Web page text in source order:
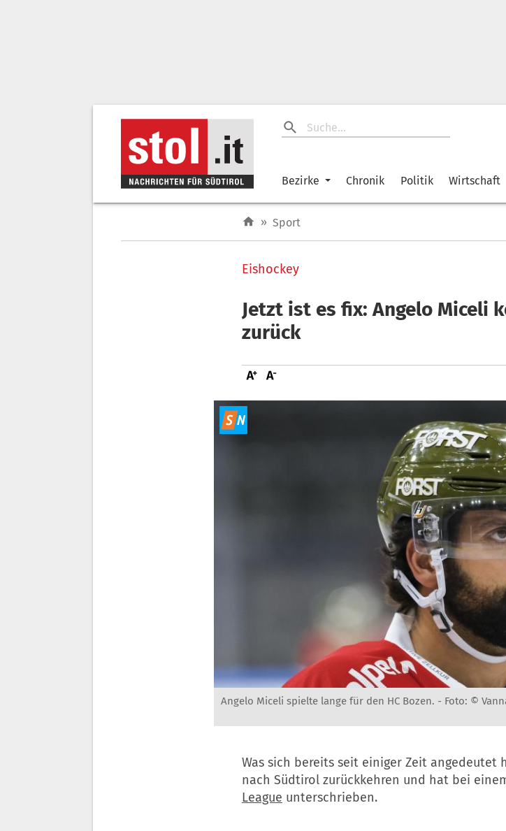
Bezirke Chronik Politik Wirtschaft
» Sport
Eishockey
Jetzt ist es fix: Angelo Miceli
zurück
Angelo Miceli spielte lange für den HC Bozen. - Foto: ©
Was sich bereits seit einiger Zeit angedeutet
nach Südtirol zurückkehren und hat bei
League unterschrieben.